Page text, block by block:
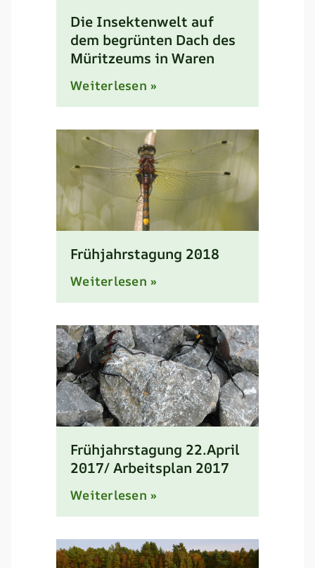
Die Insektenwelt auf
dem begrünten Dach des
Müritzeums in Waren
Weiterlesen »
Frühjahrstagung 2018
Weiterlesen »
Frühjahrstagung 22.April
2017/ Arbeitsplan 2017
Weiterlesen »